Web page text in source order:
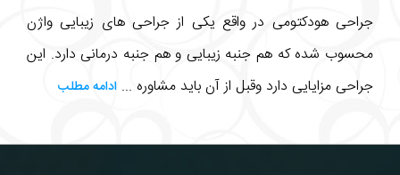
جراحی هودکتومی در واقع یکی از جراحی های زیبایی واژن
محسوب شده که هم جنبه زیبایی و هم جنبه درمانی دارد. این
جراحی مزایایی دارد وقبل از آن باید مشاوره ... ادامه مطلب